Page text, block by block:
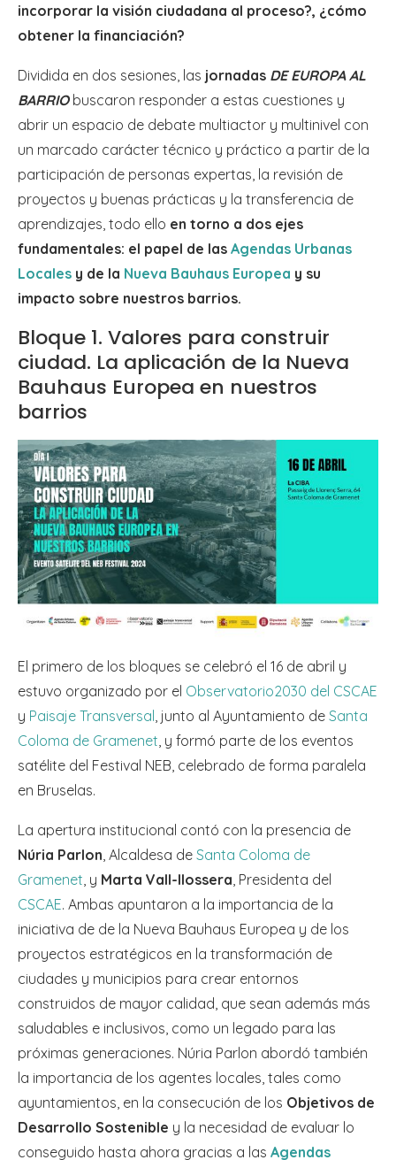
incorporar la visión ciudadana al proceso?, ¿cómo
obtener la financiación?
Dividida en dos sesiones, las jornadas DE EUROPA AL
BARRIObuscaron responder a estas cuestiones y
abrir un espacio de debate multiactor y multinivel con
un marcado carácter técnico y práctico a partir de la
participación de personas expertas, la revisión de
proyectos y buenas prácticas y la transferencia de
aprendizajes, todo ello en torno a dos ejes
fundamentales: el papel de las Agendas Urbanas
Locales y de la Nueva Bauhaus Europea y su
impacto sobre nuestros barrios.
Bloque 1. Valores para construir
ciudad. La aplicación de la Nueva
Bauhaus Europea en nuestros
barrios
El primero de los bloques se celebró el 16 de abril y
estuvo organizado por el Observatorio2030 del CSCAE
y Paisaje Transversal, junto al Ayuntamiento de Santa
Coloma de Gramenet, y formó parte de los eventos
satélite del Festival NEB, celebrado de forma paralela
en Bruselas.
La apertura institucional contó con la presencia de
Núria Parlon, Alcaldesa de Santa Coloma de
Gramenet, y Marta Vall-llossera, Presidenta del
CSCAE. Ambas apuntaron a la importancia de la
iniciativa de de la Nueva Bauhaus Europea y de los
proyectos estratégicos en la transformación de
ciudades y municipios para crear entornos
construidos de mayor calidad, que sean además más
saludables e inclusivos, como un legado para las
próximas generaciones. Núria Parlon abordó también
la importancia de los agentes locales, tales como
ayuntamientos, en la consecución de los Objetivos de
Desarrollo Sostenible y la necesidad de evaluar lo
conseguido hasta ahora gracias a las Agendas